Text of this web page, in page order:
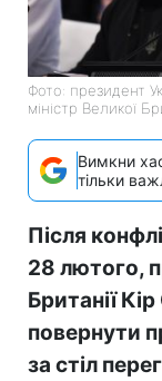
Фото: президент
міністр Великої
Вимкни
тільки
Після
28 лютого,
Британії
повернути
за стіл